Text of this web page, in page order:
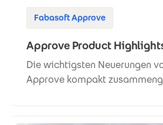
Fabasoft Approve
Approve Product
Die wichtigsten Neuerungen
Approve kompakt